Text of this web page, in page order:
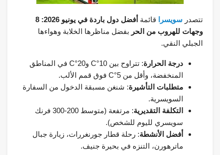
تتصدر سويسرا قائمة
أفضل دول باردة في يونيو 2026: 8
وجهات للهروب من الحر بفضل مناظرها الخلابة وهواءها
الجبلي النقي.
درجة الحرارة
: تتراوح بين 10°C و20°C في المناطق
المنخفضة، وأقل من 5°C فوق قمم الألب.
متطلبات التأشيرة: شنغن مسبقة الدخول من السفارة
السويسرية.
التكلفة التقديرية
: مرتفعة (متوسط 200-300 فرنك
سويسري لليوم للشخص).
أفضل الأنشطة: رحلة قطار جورنغررات، زيارة جبال
ماترهورن، التنزه في بحيرة جنيف.